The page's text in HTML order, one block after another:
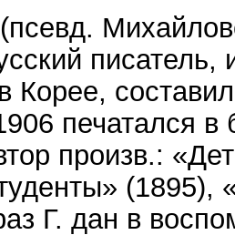
писатель,
Корее,
печатался
произв.:
(1895),
Г. дан в